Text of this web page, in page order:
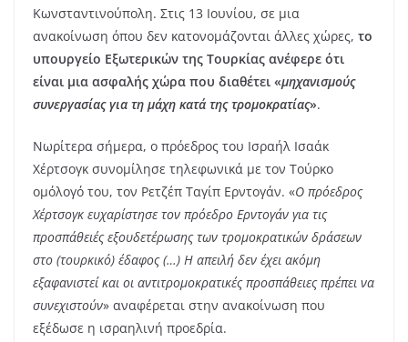
Κωνσταντινούπολη. Στις 13 Ιουνίου, σε μια
ανακοίνωση όπου δεν κατονομάζονται άλλες χώρες, το
υπουργείο Εξωτερικών της Τουρκίας ανέφερε ότι
είναι μια ασφαλής χώρα που διαθέτει «μηχανισμούς
συνεργασίας για τη μάχη κατά της τρομοκρατίας».
Νωρίτερα σήμερα, ο πρόεδρος του Ισραήλ Ισαάκ
Χέρτσογκ συνομίλησε τηλεφωνικά με τον Τούρκο
ομόλογό του, τον Ρετζέπ Ταγίπ Ερντογάν. «Ο πρόεδρος
Χέρτσογκ ευχαρίστησε τον πρόεδρο Ερντογάν για τις
προσπάθειές εξουδετέρωσης των τρομοκρατικών δράσεων
στο (τουρκικό) έδαφος (…) Η απειλή δεν έχει ακόμη
εξαφανιστεί και οι αντιτρομοκρατικές προσπάθειες πρέπει να
συνεχιστούν» αναφέρεται στην ανακοίνωση που
εξέδωσε η ισραηλινή προεδρία.